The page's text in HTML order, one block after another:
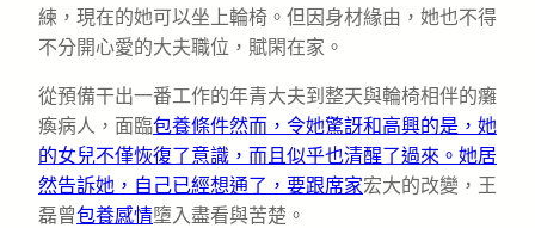
練，現在的她可以坐上輪椅。但因身材緣由，她也不得
不分開心愛的大夫職位，賦閑在家。
從預備干出一番工作的年青大夫到整天與輪椅相伴的癱
瘓病人，面臨包養條件然而，令她驚訝和高興的是，她
的女兒不僅恢復了意識，而且似乎也清醒了過來。她居
然告訴她，自己已經想通了，要跟席家宏大的改變，王
磊曾包養感情墮入盡看與苦楚。